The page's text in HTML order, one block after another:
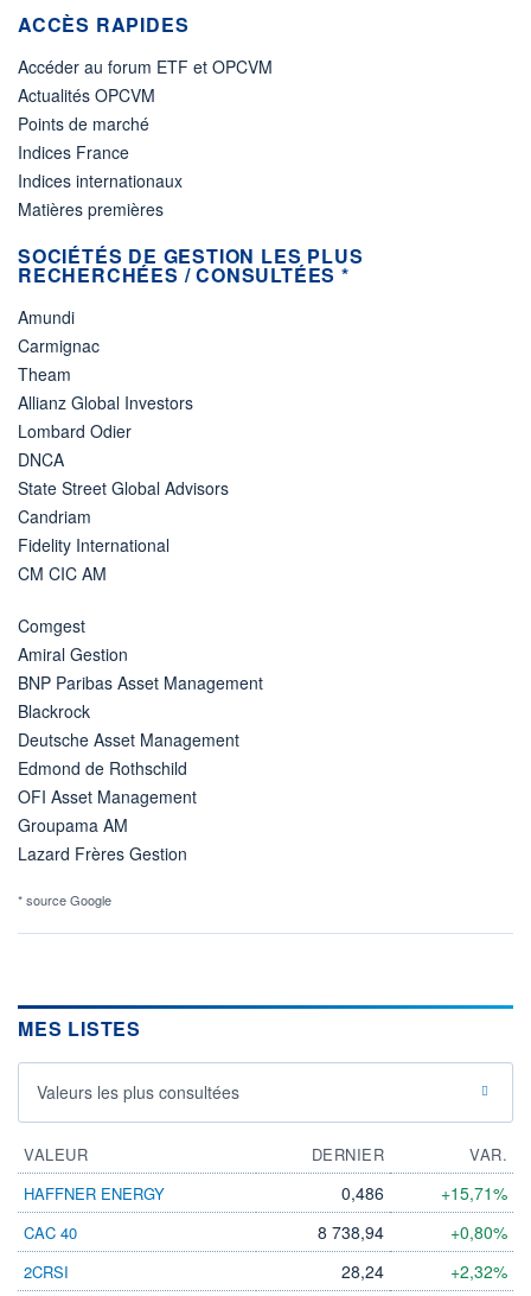
ACCÈS RAPIDES
Accéder au forum ETF et OPCVM
Actualités OPCVM
Points de marché
Indices France
Indices internationaux
Matières premières
SOCIÉTÉS DE GESTION LES PLUS
RECHERCHÉES / CONSULTÉES *
Amundi
Carmignac
Theam
Allianz Global Investors
Lombard Odier
DNCA
State Street Global Advisors
Candriam
Fidelity International
CM CIC AM
Comgest
Amiral Gestion
BNP Paribas Asset Management
Blackrock
Deutsche Asset Management
Edmond de Rothschild
OFI Asset Management
Groupama AM
Lazard Frères Gestion
* source Google
MES LISTES
Valeurs les plus consultées
VALEUR DERNIER
VAR.
HAFFNER ENERGY
0,486 +15,71%
CAC 40 8 738,94 +0,80%
2CRSI 28,24 +2,32%